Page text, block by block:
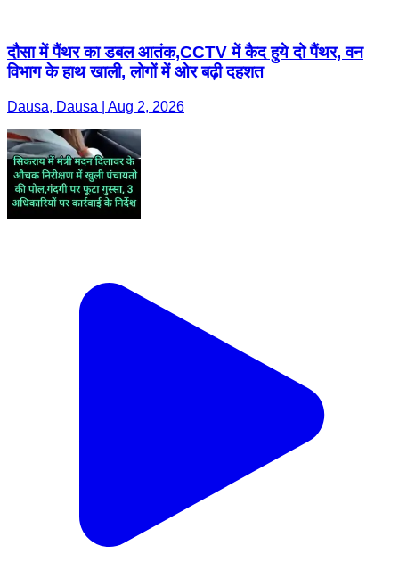
दौसा में पैंथर का डबल आतंक,CCTV में कैद हुये दो पैंथर, वन
विभाग के हाथ खाली, लोगों में ओर बढ़ी दहशत
Dausa, Dausa | Aug 2, 2026